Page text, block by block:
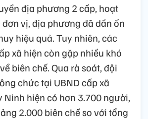
địa phương 2 cấp, hoạt
vị, địa phương đã dần ổn
hiệu quả. Tuy nhiên, các
xã hiện còn gặp nhiều khó
biên chế. Qua rà soát, đội
chức tại UBND cấp xã
Ninh hiện có hơn 3.700 người,
2.000 biên chế so với tổng